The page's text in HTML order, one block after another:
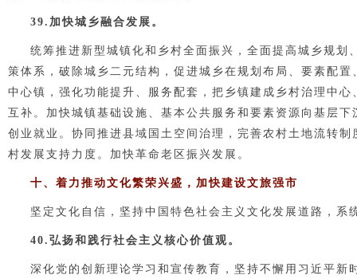
39.加快城乡融合发展。
统筹推进新型城镇化和乡村全面振兴，全面提高城乡规
策体系，破除城乡二元结构，促进城乡在规划布局、要素配
中心镇，强化功能提升、服务配套，把乡镇建成乡村治理中
互补。加快城镇基础设施、基本公共服务和要素资源向基层
创业就业。协同推进县域国土空间治理，完善农村土地流转
村发展支持力度。加快革命老区振兴发展。
十、着力推动文化繁荣兴盛，加快建设文旅强市
坚定文化自信，坚持中国特色社会主义文化发展道路，
40.弘扬和践行社会主义核心价值观。
深化党的创新理论学习和宣传教育，坚持不懈用习近平